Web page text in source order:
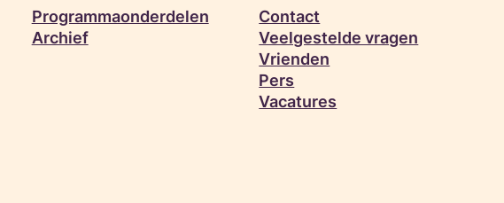
Programmaonderdelen
Archief
Contact
Veelgestelde vragen
Vrienden
Pers
Vacatures